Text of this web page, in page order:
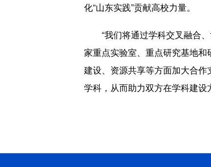
化“山东实践”贡献高校力量。
“我们将通过学科交叉融合、
家重点实验室、重点研究基地
建设、资源共享等方面加大合
学科，从而助力双方在学科建设